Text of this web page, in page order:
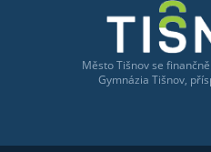
Město Tišnov se
Gymnázia Tišnov,